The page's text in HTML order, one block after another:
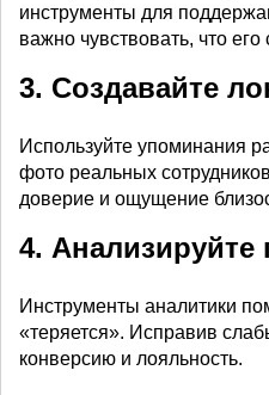
инструменты для
важно чувствовать, что
3. Создавайте
Используйте упоминания
фото реальных
доверие и ощущение
4. Анализируйте
Инструменты аналитики
«теряется». Исправив
конверсию и лояльность.